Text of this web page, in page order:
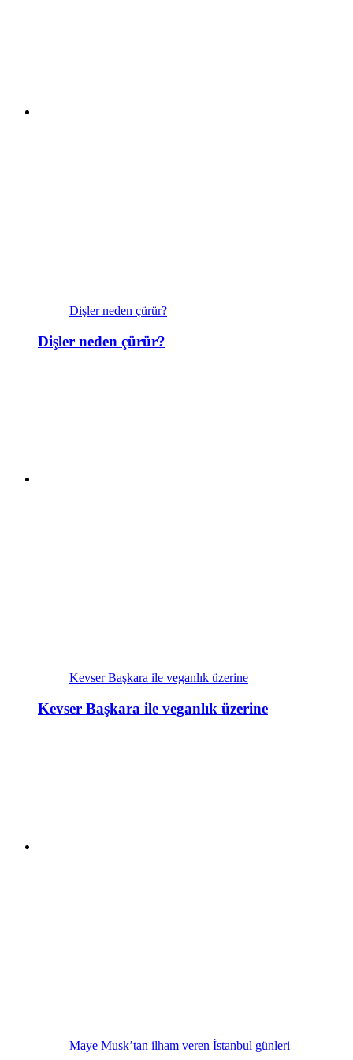
Dişler neden çürür?
Dişler neden çürür?
Kevser Başkara ile veganlık üzerine
Kevser Başkara ile veganlık üzerine
Maye Musk’tan ilham veren İstanbul günleri